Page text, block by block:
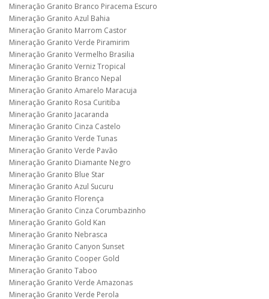
Mineração Granito Branco Piracema Escuro
Mineração Granito Azul Bahia
Mineração Granito Marrom Castor
Mineração Granito Verde Piramirim
Mineração Granito Vermelho Brasilia
Mineração Granito Verniz Tropical
Mineração Granito Branco Nepal
Mineração Granito Amarelo Maracuja
Mineração Granito Rosa Curitiba
Mineração Granito Jacaranda
Mineração Granito Cinza Castelo
Mineração Granito Verde Tunas
Mineração Granito Verde Pavão
Mineração Granito Diamante Negro
Mineração Granito Blue Star
Mineração Granito Azul Sucuru
Mineração Granito Florença
Mineração Granito Cinza Corumbazinho
Mineração Granito Gold Kan
Mineração Granito Nebrasca
Mineração Granito Canyon Sunset
Mineração Granito Cooper Gold
Mineração Granito Taboo
Mineração Granito Verde Amazonas
Mineração Granito Verde Perola